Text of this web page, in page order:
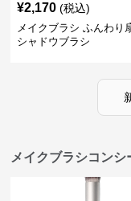
¥2,170 (税込)
メイクブラシ ふんわり
シャドウブラシ
メイクブラシコン